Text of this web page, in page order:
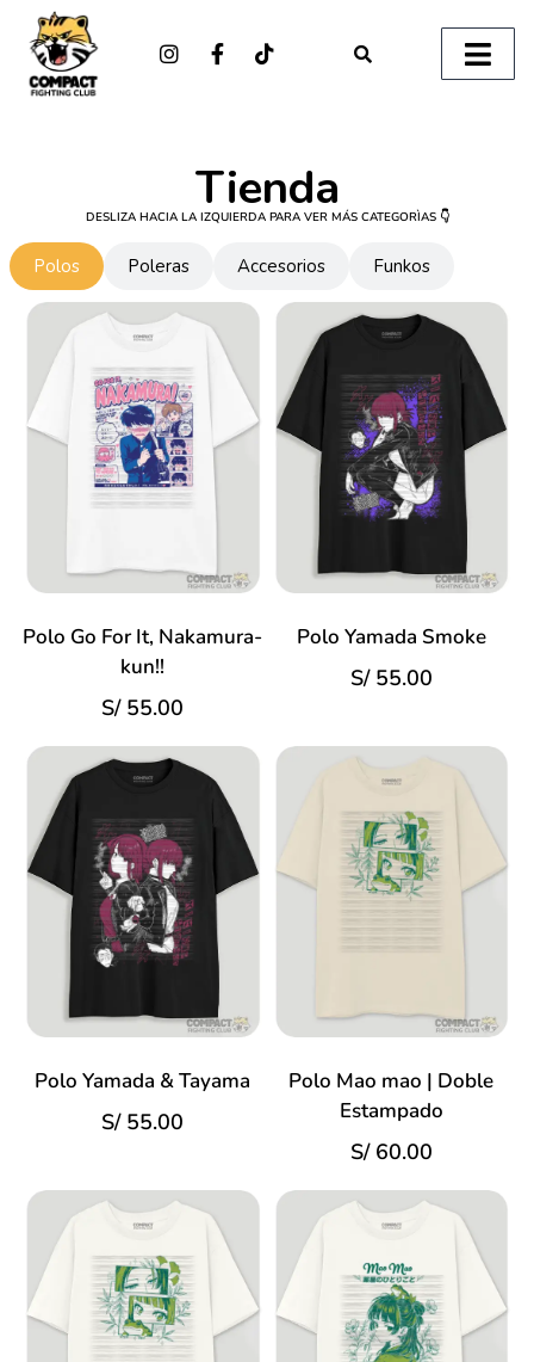
Tienda
DESLIZA HACIA LA IZQUIERDA PARA VER MÁS CATEGORÌAS 👇
Polos Poleras Accesorios Funkos
Polo Go For It, Nakamura-
kun!!
S/55.00
Polo Yamada Smoke
S/55.00
Polo Yamada & Tayama
S/55.00
Polo Mao mao | Doble
Estampado
S/60.00